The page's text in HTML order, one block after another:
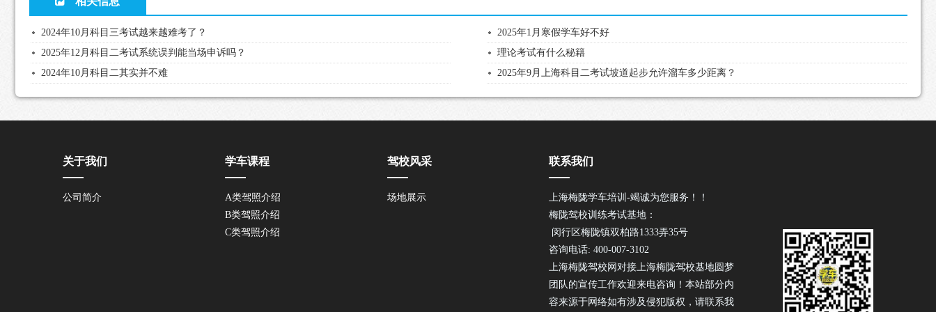
2024年10月科目三考试越来越难考了？
2025年1月寒假学车好不好
2025年12月科目二考试系统误判能当场申诉吗？
理论考试有什么秘籍
2024年10月科目二其实并不难
2025年9月上海科目二考试坡道起步允许溜车多少距离？
关于我们
公司简介
学车课程
A类驾照介绍
B类驾照介绍
C类驾照介绍
驾校风采
场地展示
联系我们
上海梅陇学车培训-竭诚为您服务！！
梅陇驾校训练考试基地：
闵行区梅陇镇双柏路1333弄35号
咨询电话: 400-007-3102
上海梅陇驾校网对接上海梅陇驾校基地圆梦
团队的宣传工作欢迎来电咨询！本站部分内
容来源于网络如有涉及侵犯版权，请联系我